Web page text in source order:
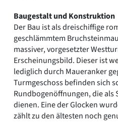
Baugestalt und Konstruktion
Der Bau ist als dreischiffige
geschlämmtem
massiver, vorgesetzter
Erscheinungsbild. Dieser ist
lediglich durch Maueranker
Turmgeschoss befinden sich
Rundbogenöffnungen, die als
dienen. Eine der Glocken
zählt zu den ältesten noch